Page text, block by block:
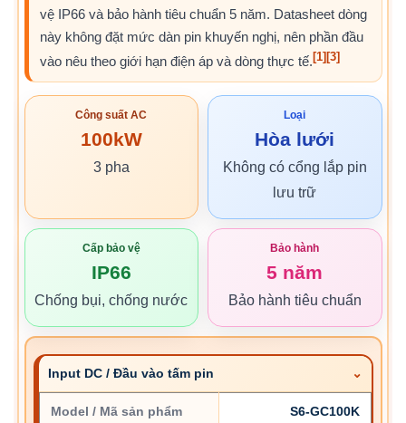
vệ IP66 và bảo hành tiêu chuẩn 5 năm. Datasheet dòng
này không đặt mức dàn pin khuyến nghị, nên phần đầu
vào nêu theo giới hạn điện áp và dòng thực tế. [1] [3]
Công suất AC
100kW
3 pha
Loại
Hòa lưới
Không có cổng lắp pin
lưu trữ
Cấp bảo vệ
IP66
Chống bụi, chống nước
Bảo hành
5 năm
Bảo hành tiêu chuẩn
Input DC / Đầu vào tấm pin
Model / Mã sản phẩm S6-GC100K